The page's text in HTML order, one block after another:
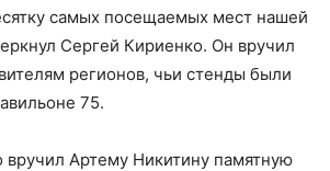
самых посещаемых мест нашей
Сергей Кириенко. Он вручил
регионов, чьи стенды были
75.
вручил Артему Никитину памятную